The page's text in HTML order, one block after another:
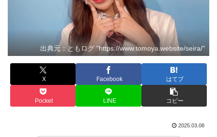
出典元：ともログ "https://www.tomoya.website/seira/"
X Facebook はてブ
Pocket LINE コピー
2025.03.08